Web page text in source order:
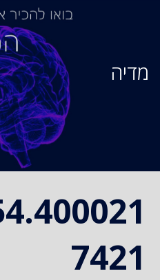
מדיה
7421